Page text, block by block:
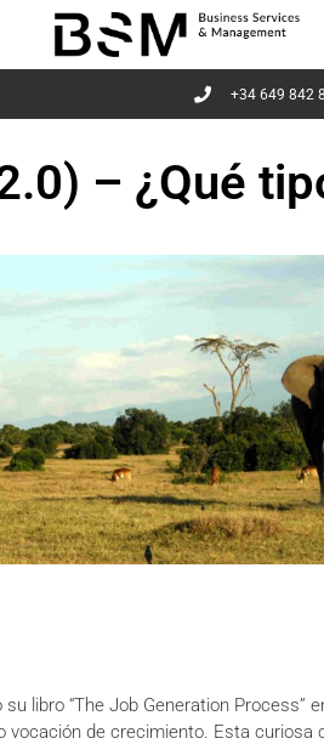
+34 649 842
– ¿Qué
libro “The Job Generation Process”
vocación de crecimiento. Esta curiosa